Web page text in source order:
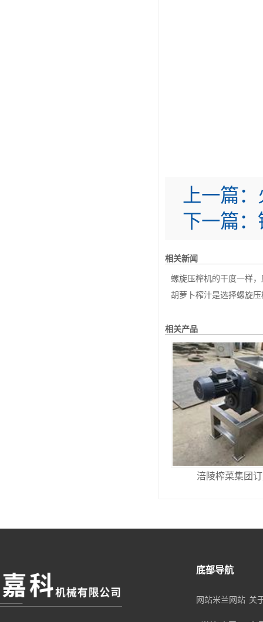
上一篇：
下一篇：
相关新闻
螺旋压榨机的干度一样
胡萝卜榨汁是选择螺旋
相关产品
涪陵榨菜集团
底部导航
网站米兰网站 关